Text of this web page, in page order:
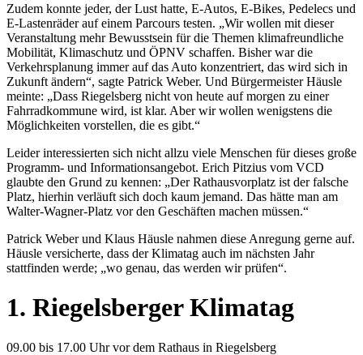
Zudem konnte jeder, der Lust hatte, E-Autos, E-Bikes, Pedelecs und
E-Lastenräder auf einem Parcours testen. „Wir wollen mit dieser
Veranstaltung mehr Bewusstsein für die Themen klimafreundliche
Mobilität, Klimaschutz und ÖPNV schaffen. Bisher war die
Verkehrsplanung immer auf das Auto konzentriert, das wird sich in
Zukunft ändern“, sagte Patrick Weber. Und Bürgermeister Häusle
meinte: „Dass Riegelsberg nicht von heute auf morgen zu einer
Fahrradkommune wird, ist klar. Aber wir wollen wenigstens die
Möglichkeiten vorstellen, die es gibt.“
Leider interessierten sich nicht allzu viele Menschen für dieses große
Programm- und Informationsangebot. Erich Pitzius vom VCD
glaubte den Grund zu kennen: „Der Rathausvorplatz ist der falsche
Platz, hierhin verläuft sich doch kaum jemand. Das hätte man am
Walter-Wagner-Platz vor den Geschäften machen müssen.“
Patrick Weber und Klaus Häusle nahmen diese Anregung gerne auf.
Häusle versicherte, dass der Klimatag auch im nächsten Jahr
stattfinden werde; „wo genau, das werden wir prüfen“.
1. Riegelsberger Klimatag
09.00 bis 17.00 Uhr vor dem Rathaus in Riegelsberg